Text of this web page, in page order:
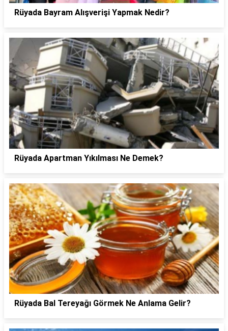
Rüyada Bayram Alışverişi Yapmak Nedir?
Rüyada Apartman Yıkılması Ne Demek?
Rüyada Bal Tereyağı Görmek Ne Anlama Gelir?